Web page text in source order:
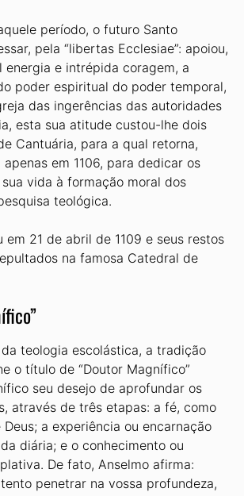
período, o futuro Santo
pela “libertas Ecclesiae”: apoiou,
energia e intrépida coragem, a
poder espiritual do poder temporal,
das ingerências das autoridades
esta sua atitude custou-lhe dois
Cantuária, para a qual retorna,
em 1106, para dedicar os
vida à formação moral dos
teológica.
em 21 de abril de 1109 e seus restos
na famosa Catedral de
teologia escolástica, a tradição
o título de “Doutor Magnífico”
seu desejo de aprofundar os
através de três etapas: a fé, como
a experiência ou encarnação
diária; e o conhecimento ou
De fato, Anselmo afirma:
tento penetrar na vossa profundeza,